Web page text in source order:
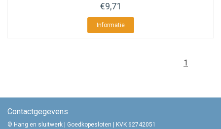
€9,71
Informatie
1
Contactgegevens
© Hang en sluitwerk | Goedkopesloten | KVK 62742051